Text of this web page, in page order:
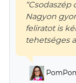
Nagyon
feliratot is
tehetséges